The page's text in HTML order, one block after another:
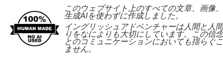
このウェブサイト上のすべての文章、画像
生成AIを使わずに作成しました。
イングリッシュアドベンチャーは人間と人
りをなによりも大切にしています。この信
とのコミュニケーションにおいても揺らぐ
ません。